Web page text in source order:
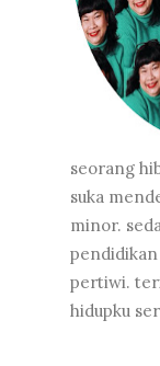
seorang
suka
minor.
pertiwi.
hidupku